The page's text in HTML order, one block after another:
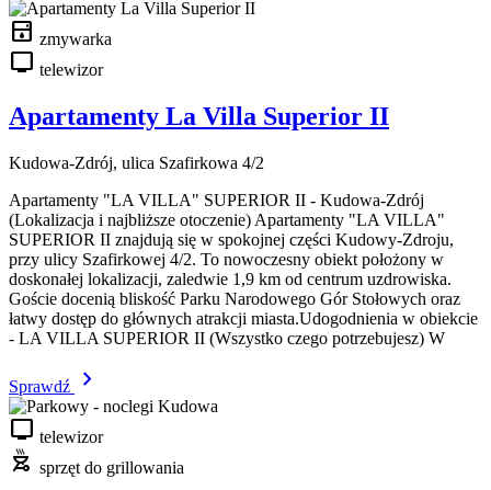
dishwasher zmywarka
tv telewizor
Apartamenty La Villa Superior II
Kudowa-Zdrój, ulica Szafirkowa 4/2
Apartamenty "LA VILLA" SUPERIOR II - Kudowa-Zdrój
(Lokalizacja i najbliższe otoczenie) Apartamenty "LA VILLA"
SUPERIOR II znajdują się w spokojnej części Kudowy-Zdroju,
przy ulicy Szafirkowej 4/2. To nowoczesny obiekt położony w
doskonałej lokalizacji, zaledwie 1,9 km od centrum uzdrowiska.
Goście docenią bliskość Parku Narodowego Gór Stołowych oraz
łatwy dostęp do głównych atrakcji miasta.Udogodnienia w obiekcie
- LA VILLA SUPERIOR II (Wszystko czego potrzebujesz) W
Sprawdź
chevron_right
tv telewizor
outdoor_grill sprzęt do grillowania